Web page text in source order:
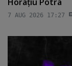
7 AUG 2026 17:27